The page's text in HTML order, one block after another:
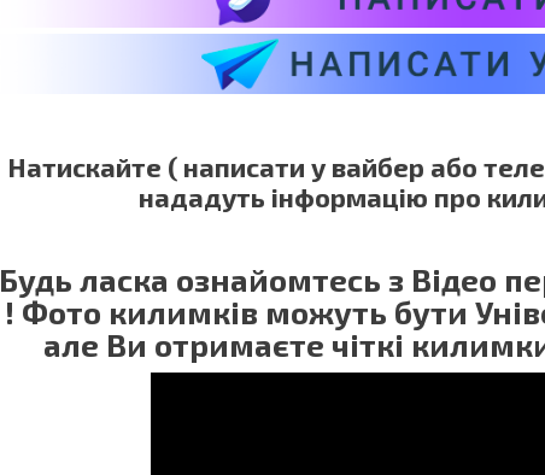
Натискайте ( написати у вайбер або
нададуть інформацію про
Будь ласка ознайомтесь з Відео
! Фото килимків можуть бути
але Ви отримаєте чіткі